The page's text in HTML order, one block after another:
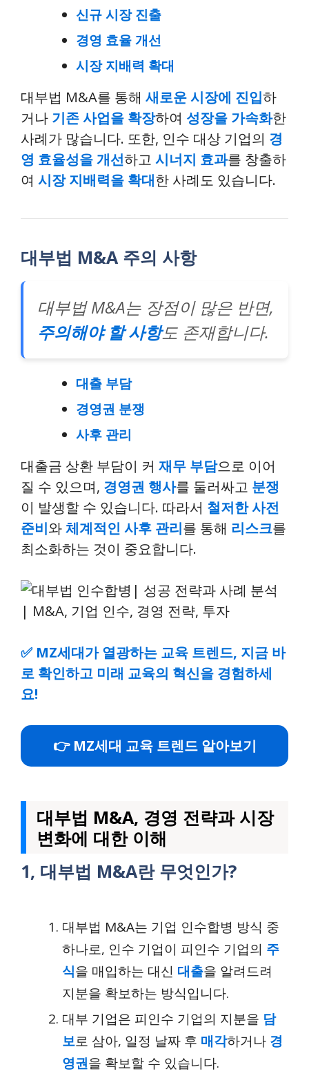
신규 시장 진출
경영 효율 개선
시장 지배력 확대
대부법 M&A를 통해 새로운 시장에 진입하
거나 기존 사업을 확장하여 성장을 가속화한
사례가 많습니다. 또한, 인수 대상 기업의 경
영 효율성을 개선하고 시너지 효과를 창출하
여 시장 지배력을 확대한 사례도 있습니다.
대부법 M&A 주의 사항
대부법 M&A는 장점이 많은 반면,
주의해야 할 사항도 존재합니다.
대출 부담
경영권 분쟁
사후 관리
대출금 상환 부담이 커 재무 부담으로 이어
질 수 있으며, 경영권 행사를 둘러싸고 분쟁
이 발생할 수 있습니다. 따라서 철저한 사전
준비와체계적인 사후 관리를 통해 리스크를
최소화하는 것이 중요합니다.
✅ MZ세대가 열광하는 교육 트렌드, 지금 바
로 확인하고 미래 교육의 혁신을 경험하세
요!
👉 MZ세대 교육 트렌드 알아보기
대부법 M&A, 경영 전략과 시장
변화에 대한 이해
1, 대부법 M&A란 무엇인가?
대부법 M&A는 기업 인수합병 방식 중
하나로, 인수 기업이 피인수 기업의 주
식을 매입하는 대신 대출을 알려드려
지분을 확보하는 방식입니다.
대부 기업은 피인수 기업의 지분을 담
보로 삼아, 일정 날짜 후 매각하거나 경
영권을 확보할 수 있습니다.